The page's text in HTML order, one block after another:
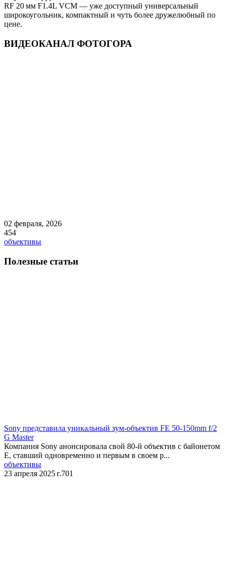
RF 20 мм F1.4L VCM — уже доступный универсальный
широкоугольник, компактный и чуть более дружелюбный по
цене.
ВИДЕОКАНАЛ ФОТОГОРА
02 февраля, 2026
454
объективы
Полезные статьи
Sony представила уникальный зум-объектив FE 50-150mm f/2
G Master
Компания Sony анонсировала свой 80-й объектив с байонетом
E, ставший одновременно и первым в своем р...
объективы
23 апреля 2025 г.701